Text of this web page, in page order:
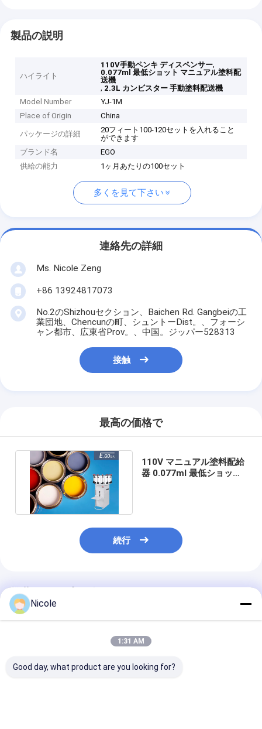
製品の説明
ハイライト
110V手動ペンキ ディスペンサー,
0.077ml 最低ショット マニュアル塗料配
送機
, 2.3L カンビスター 手動塗料配送機
Model Number
YJ-1M
Place of Origin
China
パッケージの詳細
20フィート100-120セットを入れること
ができます
ブランド名
EGO
供給の能力
1ヶ月あたりの100セット
多くを見て下さい
連絡先の詳細
Ms. Nicole Zeng
+86 13924817073
No.2のShizhouセクション、Baichen Rd. Gangbeiの工
業団地、Chencunの町、シュントーDist。、フォーシ
ャン都市、広東省Prov。、中国。ジッパー528313
接触
最高の価格で
110V マニュアル塗料配給
器 0.077ml 最低ショット
続行
推薦されたプロダクト
Nicole
1:31 AM
Good day, what product are you looking for?